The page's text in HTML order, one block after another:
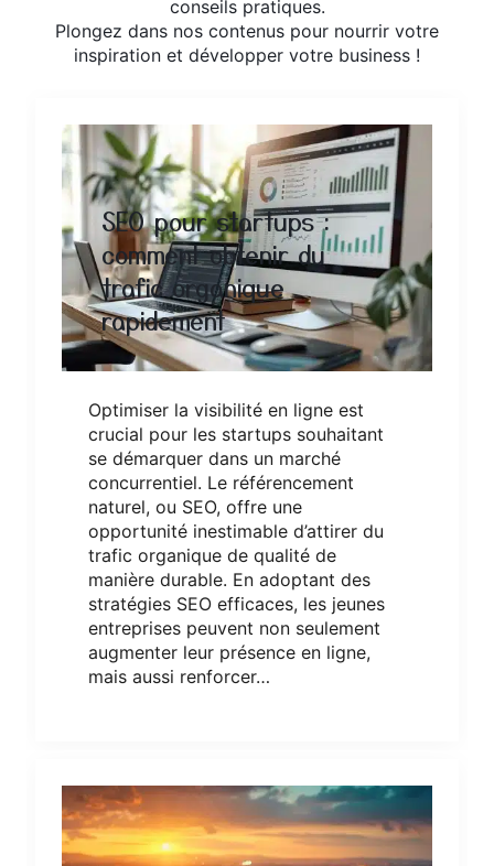
conseils pratiques.
Plongez dans nos contenus pour nourrir votre
inspiration et développer votre business !
SEO pour startups :
comment obtenir du
trafic organique
rapidement
Optimiser la visibilité en ligne est
crucial pour les startups souhaitant
se démarquer dans un marché
concurrentiel. Le référencement
naturel, ou SEO, offre une
opportunité inestimable d’attirer du
trafic organique de qualité de
manière durable. En adoptant des
stratégies SEO efficaces, les jeunes
entreprises peuvent non seulement
augmenter leur présence en ligne,
mais aussi renforcer…